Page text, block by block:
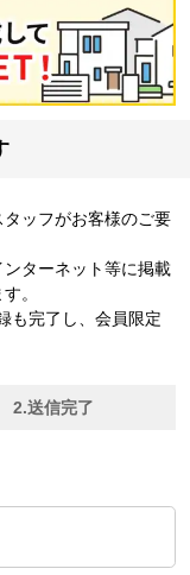
ッフがお客様のご要
ターネット等に掲載
。
も完了し、会員限定
2.送信完了